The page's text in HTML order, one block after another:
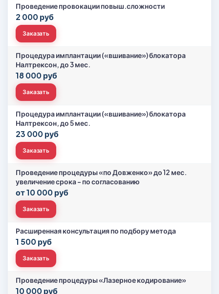
Проведение провокации повыш.сложности
2 000 руб
Заказать
Процедура имплантации («вшивание») блокатора
Налтрексон, до 3 мес.
18 000 руб
Заказать
Процедура имплантации («вшивание») блокатора
Налтрексон, до 5 мес.
23 000 руб
Заказать
Проведение процедуры «по Довженко» до 12 мес.
увеличение срока - по согласованию
от 10 000 руб
Заказать
Расширенная консультация по подбору метода
1 500 руб
Заказать
Проведение процедуры «Лазерное кодирование»
10 000 руб